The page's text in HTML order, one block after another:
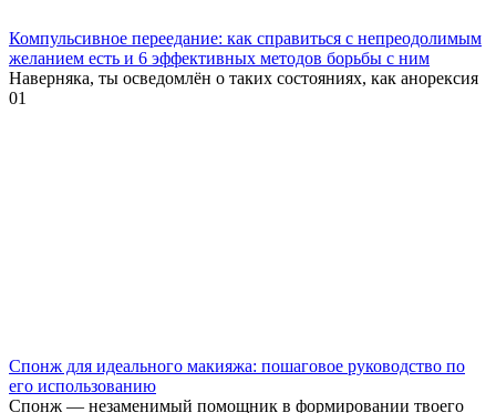
Компульсивное переедание: как справиться с непреодолимым
желанием есть и 6 эффективных методов борьбы с ним
Наверняка, ты осведомлён о таких состояниях, как анорексия
01
Спонж для идеального макияжа: пошаговое руководство по
его использованию
Спонж — незаменимый помощник в формировании твоего